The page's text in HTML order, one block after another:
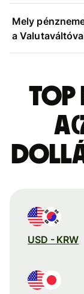
Mely
a
USD - KRW